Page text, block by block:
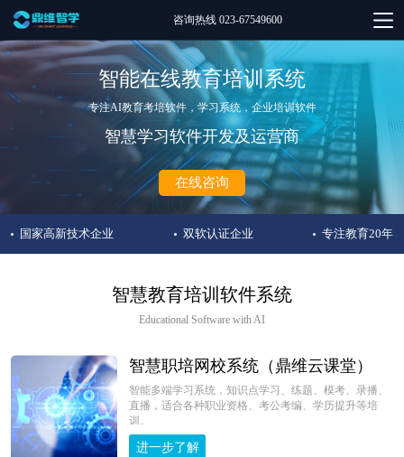
咨询热线 023-67549600
智能在线教育培训系统
专注AI教育考培软件，学习系统，企业培训软件
智慧学习软件开发及运营商
在线咨询
国家高新技术企业 双软认证企业 专注教育20年
智慧教育培训软件系统
Educational Software with AI
智慧职培网校系统（鼎维云课堂）
智能多端学习系统，知识点学习、练题、模考、录播、
直播，适合各种职业资格、考公考编、学历提升等培
训。
进一步了解